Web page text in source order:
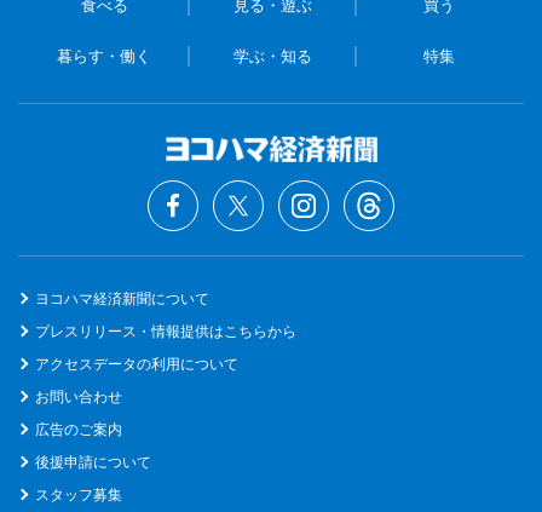
食べる 見る・遊ぶ 買う
暮らす・働く 学ぶ・知る 特集
ヨコハマ経済新聞について
プレスリリース・情報提供はこちらから
アクセスデータの利用について
お問い合わせ
広告のご案内
後援申請について
スタッフ募集